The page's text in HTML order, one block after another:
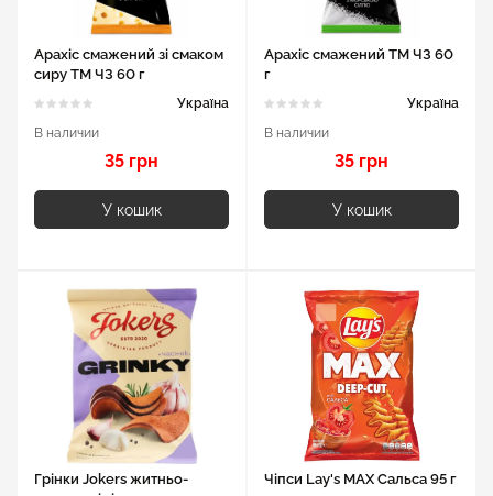
Арахіс смажений зі смаком
сиру ТМ ЧЗ 60 г
Україна
В наличии
35 грн
У кошик
Арахіс смажений ТМ ЧЗ 60
г
Україна
В наличии
35 грн
У кошик
Грінки Jokers житньо-
Чіпси Lay's MAX Сальса 95 г